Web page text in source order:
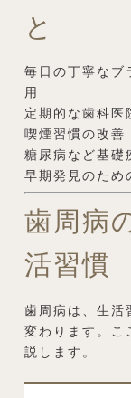
と
毎日の丁寧なブ
用
定期的な歯科医
喫煙習慣の改善
糖尿病など基礎
早期発見のため
歯周病
活習慣
歯周病は、生活
変わります。こ
説します。